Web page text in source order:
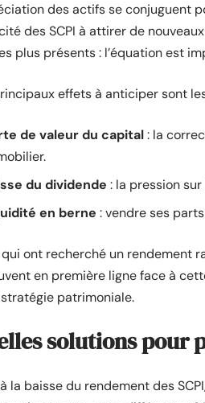
des actifs se conjuguent
des SCPI à attirer de
plus présents : l’équation est
effets à anticiper sont
de valeur du capital: la
du dividende : la pression
en berne : vendre ses
qui ont recherché un rendement
en première ligne face à
patrimoniale.
solutions pour
la baisse du rendement des